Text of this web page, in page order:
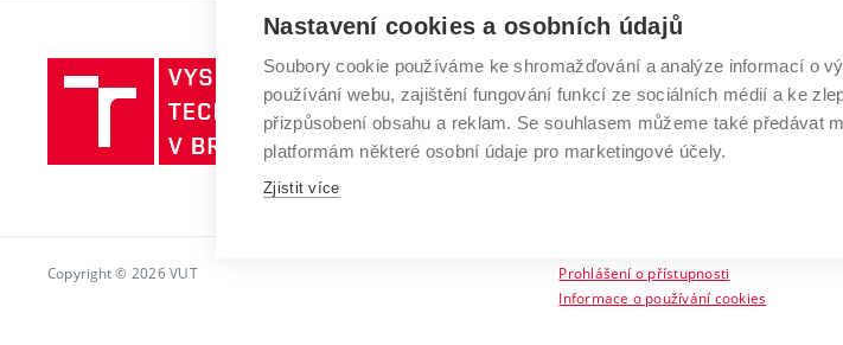
Vysoké
učení
technické
v
VYSOKÉ UČENÍ TECHNICKÉ V
Antonínská 548/1
602 00 Brno
www.vut.cz
Copyright © 2026 VUT
Prohlášení o přístupnosti
Informace o používání cookies
Nastavení cookies a osobních údajů
Soubory cookie používáme ke shromažďování a analýze informací o
používání webu, zajištění fungování funkcí ze sociálních médií a ke
přizpůsobení obsahu a reklam. Se souhlasem můžeme také předávat
platformám některé osobní údaje pro marketingové účely.
Zjistit více